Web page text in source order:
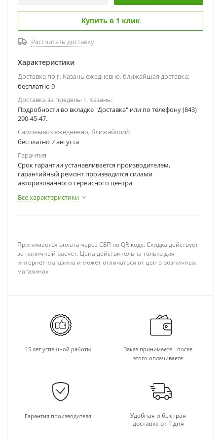
Купить в 1 клик
Рассчитать доставку
Характеристики
Доставка по г. Казань ежедневно, ближайшая доставка:
бесплатно 9
Доставка за пределы г. Казань:
Подробности во вкладке "Доставка" или по телефону (843)
290-45-47.
Самовывоз ежедневно, ближайший:
бесплатно 7 августа
Гарантия
Срок гарантии устанавливается производителем,
гарантийный ремонт производится силами
авторизованного сервисного центра
Все характеристики
Принимается оплата через СБП по QR-коду. Скидка действует
за наличный расчет. Цена действительна только для
интернет-магазина и может отличаться от цен в розничных
магазинах
15 лет успешной работы
Заказ принимаете - после
этого оплачиваете
Гарантия производителя
Удобная и быстрая
доставка от 1 дня